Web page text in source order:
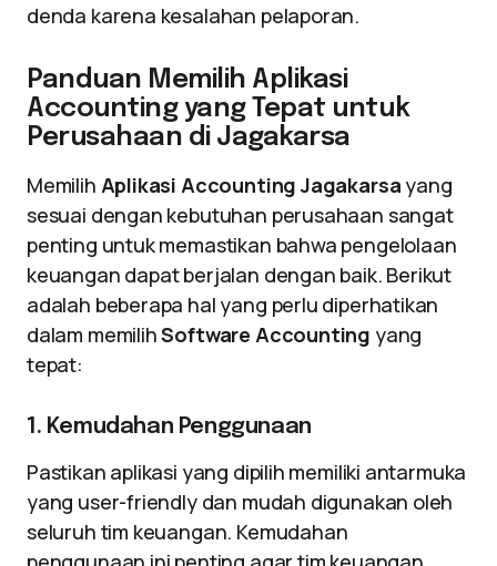
denda karena kesalahan pelaporan.
Panduan Memilih Aplikasi
Accounting yang Tepat untuk
Perusahaan di Jagakarsa
Memilih Aplikasi Accounting Jagakarsa yang
sesuai dengan kebutuhan perusahaan sangat
penting untuk memastikan bahwa pengelolaan
keuangan dapat berjalan dengan baik. Berikut
adalah beberapa hal yang perlu diperhatikan
dalam memilihSoftware Accounting yang
tepat:
1. Kemudahan Penggunaan
Pastikan aplikasi yang dipilih memiliki antarmuka
yang user-friendly dan mudah digunakan oleh
seluruh tim keuangan. Kemudahan